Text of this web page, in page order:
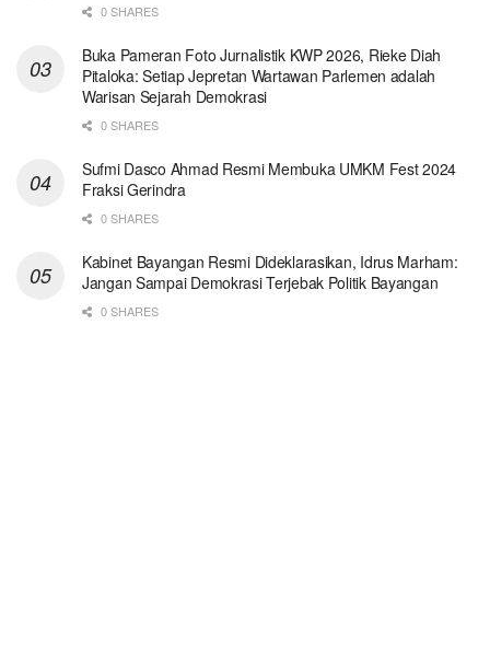
0 SHARES
Buka Pameran Foto Jurnalistik KWP 2026, Rieke Diah
Pitaloka: Setiap Jepretan Wartawan Parlemen adalah
Warisan Sejarah Demokrasi
0 SHARES
Sufmi Dasco Ahmad Resmi Membuka UMKM Fest 2024
Fraksi Gerindra
0 SHARES
Kabinet Bayangan Resmi Dideklarasikan, Idrus Marham:
Jangan Sampai Demokrasi Terjebak Politik Bayangan
0 SHARES